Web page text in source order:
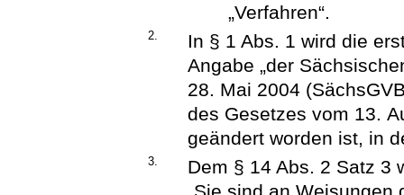
„Verfahren“.
2.
In § 1 Abs. 1 wird die
Angabe „der
28. Mai 2004
des Gesetzes vom 13.
geändert worden ist, in
3.
Dem § 14 Abs. 2 Satz 3
„Sie sind an Weisungen